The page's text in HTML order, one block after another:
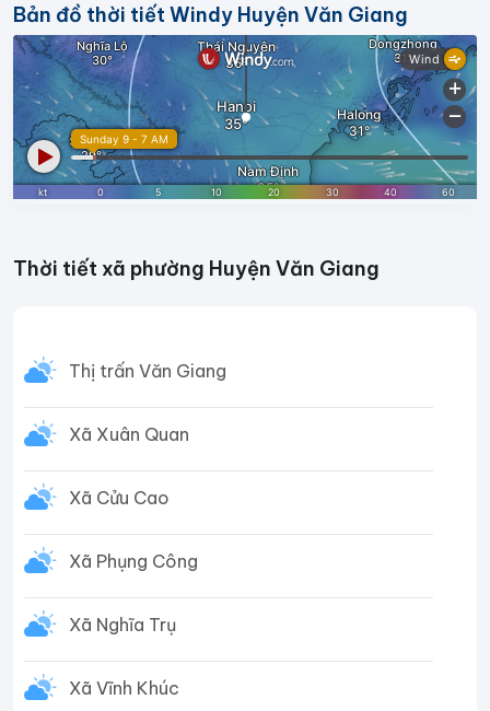
Bản đồ thời tiết Windy Huyện Văn Giang
Thời tiết xã phường Huyện Văn Giang
Thị trấn Văn Giang
Xã Xuân Quan
Xã Cửu Cao
Xã Phụng Công
Xã Nghĩa Trụ
Xã Vĩnh Khúc